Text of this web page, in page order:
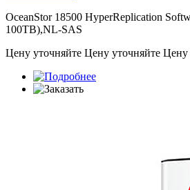
OceanStor 18500 HyperReplication
100TB),NL-SAS
Цену уточняйте Цену уточняйте Цену